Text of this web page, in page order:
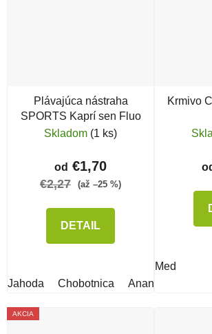
Plávajúca nástraha
SPORTS Kaprí sen Fluo
Skladom (1 ks)
od €1,70
€2,27 (až –25 %)
DETAIL
Jahoda Chobotnica Ananás
Krmivo
Med
AKCIA